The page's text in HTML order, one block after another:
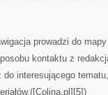
prowadzi do
kontaktu z
interesującego